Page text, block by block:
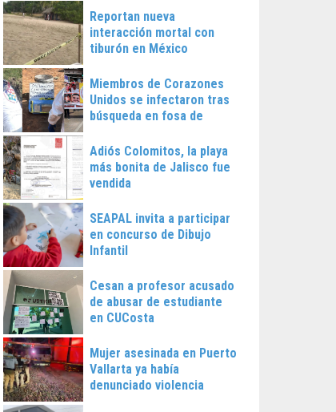
Reportan nueva
interacción mortal con
tiburón en México
Miembros de Corazones
Unidos se infectaron tras
búsqueda en fosa de
Adiós Colomitos, la playa
más bonita de Jalisco fue
vendida
SEAPAL invita a participar
en concurso de Dibujo
Infantil
Cesan a profesor acusado
de abusar de estudiante
en CUCosta
Mujer asesinada en Puerto
Vallarta ya había
denunciado violencia